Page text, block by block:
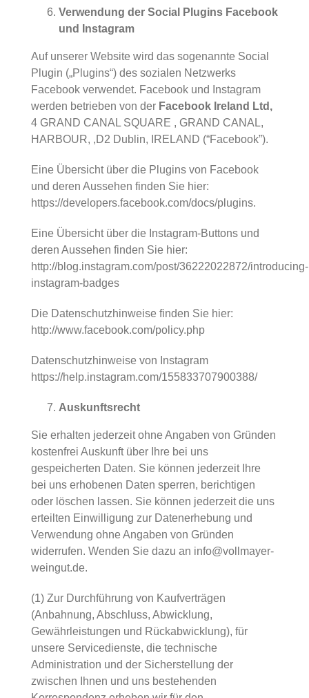
Verwendung der Social Plugins Facebook
und Instagram
Auf unserer Website wird das sogenannte Social
Plugin („Plugins“) des sozialen Netzwerks
Facebook verwendet. Facebook und Instagram
werden betrieben von der Facebook Ireland Ltd,
4 GRAND CANAL SQUARE , GRAND CANAL,
HARBOUR, ,D2 Dublin, IRELAND (“Facebook”).
Eine Übersicht über die Plugins von Facebook
und deren Aussehen finden Sie hier:
https://developers.facebook.com/docs/plugins.
Eine Übersicht über die Instagram-Buttons und
deren Aussehen finden Sie hier:
http://blog.instagram.com/post/36222022872/introducing-
instagram-badges
Die Datenschutzhinweise finden Sie hier:
http://www.facebook.com/policy.php
Datenschutzhinweise von Instagram
https://help.instagram.com/155833707900388/
Auskunftsrecht
Sie erhalten jederzeit ohne Angaben von Gründen
kostenfrei Auskunft über Ihre bei uns
gespeicherten Daten. Sie können jederzeit Ihre
bei uns erhobenen Daten sperren, berichtigen
oder löschen lassen. Sie können jederzeit die uns
erteilten Einwilligung zur Datenerhebung und
Verwendung ohne Angaben von Gründen
widerrufen. Wenden Sie dazu an info@vollmayer-
weingut.de.
(1) Zur Durchführung von Kaufverträgen
(Anbahnung, Abschluss, Abwicklung,
Gewährleistungen und Rückabwicklung), für
unsere Servicedienste, die technische
Administration und der Sicherstellung der
zwischen Ihnen und uns bestehenden